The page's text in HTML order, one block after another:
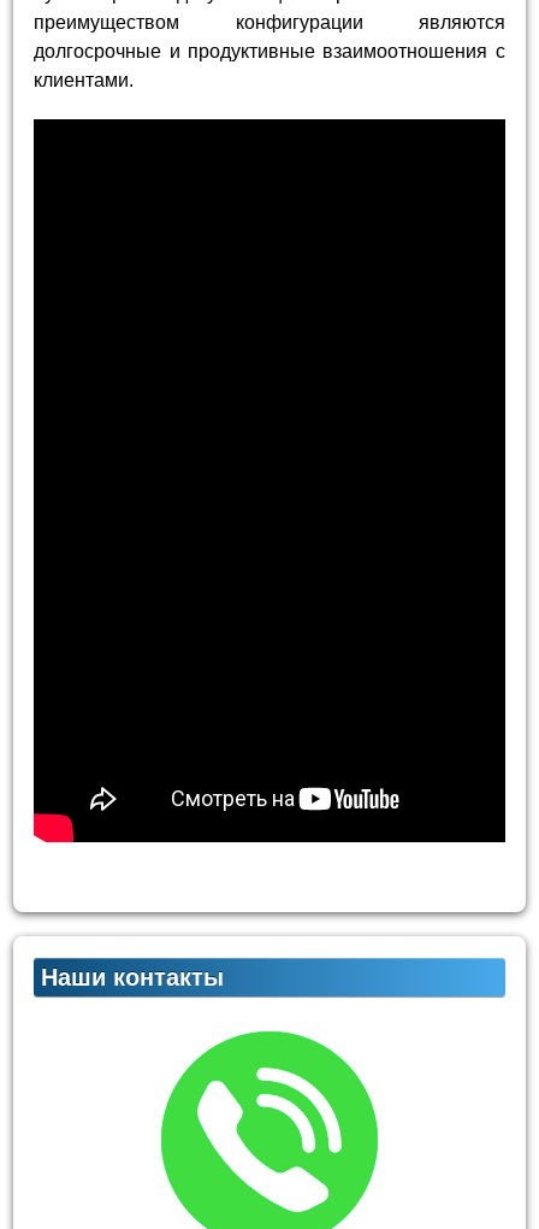
преимуществом конфигурации являются
долгосрочные и продуктивные взаимоотношения с
клиентами.
Наши контакты